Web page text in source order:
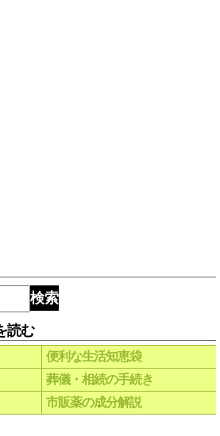
検索
読む
便利な生活知恵袋
葬儀・相続の手続き
市販薬の成分解説